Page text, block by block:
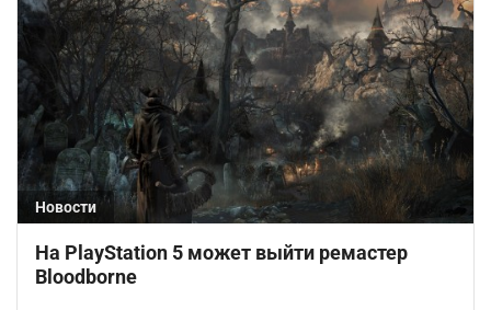
Новости
На PlayStation 5 может выйти ремастер
Bloodborne